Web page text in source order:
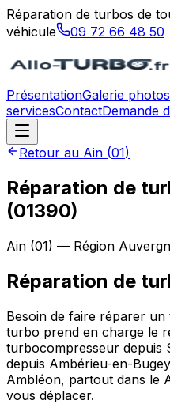
Réparation de turbos de
véhicule
09 72 66 48 50
PrésentationGalerie photos
servicesContactDemande
Retour au Ain (01)
Réparation de
(01390)
Ain (01) — Région
Réparation de
Besoin de faire réparer
turbo prend en charge le
turbocompresseur depuis
depuis Ambérieu-en-
Ambléon, partout dans le
vous déplacer.